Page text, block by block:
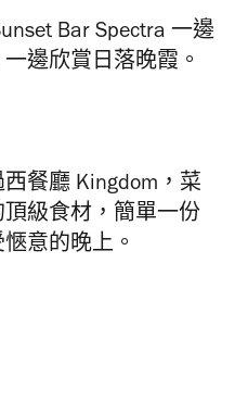
Bar Spectra 一邊
邊欣賞日落晚霞。
餐廳 Kingdom，菜
級食材，簡單一份
意的晚上。